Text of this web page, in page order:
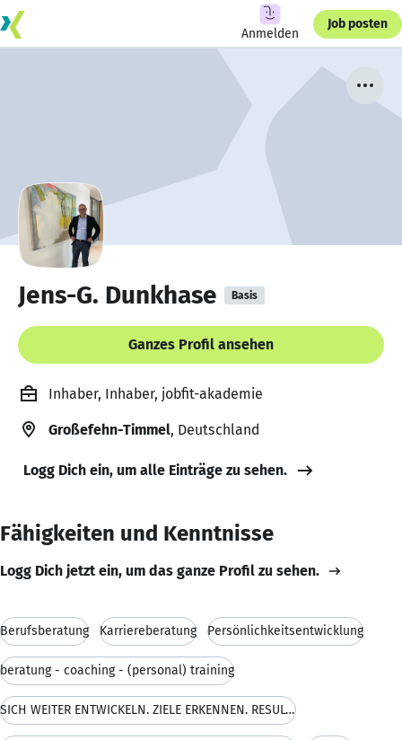
Anmelden
Job posten
Jens-G. Dunkhase Basis
Ganzes Profil ansehen
Inhaber, Inhaber, jobfit-akademie
Großefehn-Timmel, Deutschland
Logg Dich ein, um alle Einträge zu sehen.
Fähigkeiten und Kenntnisse
Logg Dich jetzt ein, um das ganze Profil zu sehen.
Berufsberatung Karriereberatung Persönlichkeitsentwicklung
beratung - coaching - (personal) training
SICH WEITER ENTWICKELN. ZIELE ERKENNEN. RESULTATE